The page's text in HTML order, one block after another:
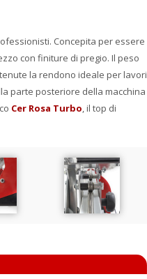
Concepita per essere
con finiture di pregio. Il peso
la rendono ideale per lavori
parte posteriore della macchina
Cer Rosa Turbo, il top di